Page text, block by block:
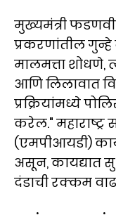
मुख्यमंत्री
प्रकरणांतील
मालमत्ता
आणि लिलावात
प्रक्रियांमध्ये
करेल."
(एमपीआयडी)
असून, कायद्यात
दंडाची रक्कम